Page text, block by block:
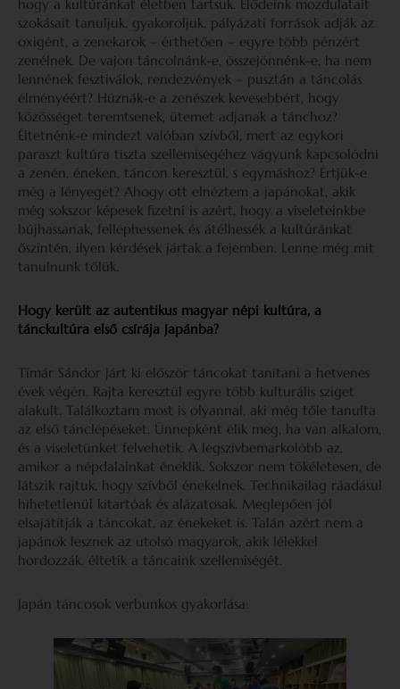
hogy a kultúránkat életben tartsuk. Elődeink mozdulatait
szokásait tanuljuk, gyakoroljuk, pályázati források adják az
oxigént, a zenekarok – érthetően – egyre több pénzért
zenélnek. De vajon táncolnánk-e, összejönnénk-e, ha nem
lennének fesztiválok, rendezvények – pusztán a táncolás
élményéért? Húznák-e a zenészek kevesebbért, hogy
közösséget teremtsenek, ütemet adjanak a tánchoz?
Éltetnénk-e mindezt valóban szívből, mert az egykori
paraszt kultúra tiszta szellemiségéhez vágyunk kapcsolódni
a zenén, éneken, táncon keresztül, s egymáshoz? Értjük-e
még a lényeget? Ahogy ott elnéztem a japánokat, akik
még sokszor képesek fizetni is azért, hogy a viseleteinkbe
bújhassanak, felléphessenek és átélhessék a kultúránkat
őszintén, ilyen kérdések jártak a fejemben. Lenne még mit
tanulnunk tőlük.
Hogy került az autentikus magyar népi kultúra, a
tánckultúra első csírája Japánba?
Tímár Sándor járt ki először táncokat tanítani a hetvenes
évek végén. Rajta keresztül egyre több kulturális sziget
alakult. Találkoztam most is olyannal, aki még tőle tanulta
az első tánclépéseket. Ünnepként élik meg, ha van alkalom,
és a viseletünket felvehetik. A legszívbemarkolóbb az,
amikor a népdalainkat éneklik. Sokszor nem tökéletesen, de
látszik rajtuk, hogy szívből énekelnek. Technikailag ráadásul
hihetetlenül kitartóak és alázatosak. Meglepően jól
elsajátítják a táncokat, az énekeket is. Talán azért nem a
japánok lesznek az utolsó magyarok, akik lélekkel
hordozzák, éltetik a táncaink szellemiségét.
Japán táncosok verbunkos gyakorlása: